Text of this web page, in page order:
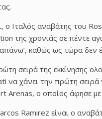
ο Ιταλός αναβάτης του
της χρονιάς σε πέντε
καθώς ως τώρα δεν
σειρά της εκκίνησης
να χάνει την πρώτη
Arenas, ο οποίος άφησε
Ramirez είναι ο